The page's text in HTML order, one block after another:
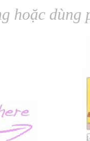
hoặc dùng